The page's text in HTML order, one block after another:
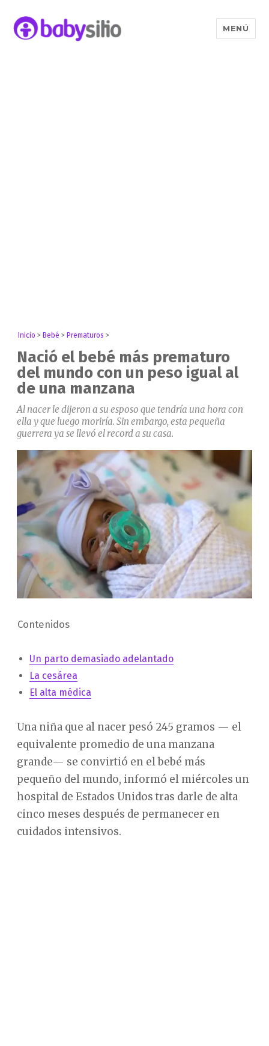
MENÚ
Inicio > Bebé > Prematuros >
Nació el bebé más prematuro
del mundo con un peso igual al
de una manzana
Al nacer le dijeron a su esposo que tendría una hora con
ella y que luego moriría. Sin embargo, esta pequeña
guerrera ya se llevó el record a su casa.
Contenidos
Un parto demasiado adelantado
La cesárea
El alta médica
Una niña que al nacer pesó 245 gramos — el
equivalente promedio de una manzana
grande— se convirtió en el bebé más
pequeño del mundo, informó el miércoles un
hospital de Estados Unidos tras darle de alta
cinco meses después de permanecer en
cuidados intensivos.